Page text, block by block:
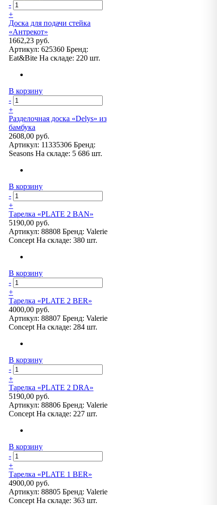
-
+
Доска для подачи стейка
«Антрекот»
1662,23 руб.
Артикул: 625360 Бренд:
Eat&Bite На складе: 220 шт.
В корзину
-
+
Разделочная доска «Delys» из
бамбука
2608,00 руб.
Артикул: 11335306 Бренд:
Seasons На складе: 5 686 шт.
В корзину
-
+
Тарелка «PLATE 2 BAN»
5190,00 руб.
Артикул: 88808 Бренд: Valerie
Concept На складе: 380 шт.
В корзину
-
+
Тарелка «PLATE 2 BER»
4000,00 руб.
Артикул: 88807 Бренд: Valerie
Concept На складе: 284 шт.
В корзину
-
+
Тарелка «PLATE 2 DRA»
5190,00 руб.
Артикул: 88806 Бренд: Valerie
Concept На складе: 227 шт.
В корзину
-
+
Тарелка «PLATE 1 BER»
4900,00 руб.
Артикул: 88805 Бренд: Valerie
Concept На складе: 363 шт.